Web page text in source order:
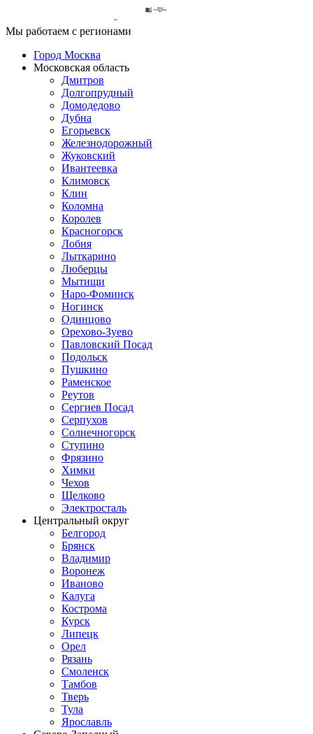
Мы работаем с регионами
Город Москва
Московская область
Дмитров
Долгопрудный
Домодедово
Дубна
Егорьевск
Железнодорожный
Жуковский
Ивантеевка
Климовск
Клин
Коломна
Королев
Красногорск
Лобня
Лыткарино
Люберцы
Мытищи
Наро-Фоминск
Ногинск
Одинцово
Орехово-Зуево
Павловский Посад
Подольск
Пушкино
Раменское
Реутов
Сергиев Посад
Серпухов
Солнечногорск
Ступино
Фрязино
Химки
Чехов
Щелково
Электросталь
Центральный округ
Белгород
Брянск
Владимир
Воронеж
Иваново
Калуга
Кострома
Курск
Липецк
Орел
Рязань
Смоленск
Тамбов
Тверь
Тула
Ярославль